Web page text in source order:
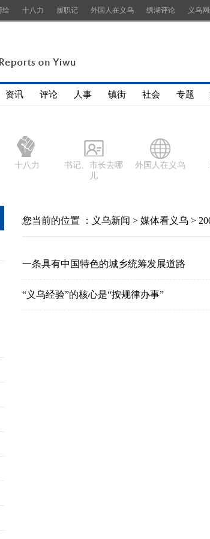
绘 十八力 履职记 外国人在义乌 绣湖评论 义乌
资讯 评论 人事 镇街 社会 专题
十八力
书记、市长去哪
儿
外国人在义乌
您当前的位置 ： 义乌新闻 > 媒体看义乌 >
一条具有中国特色的城乡统筹发展道路
“义乌经验”的核心是“按规律办事”